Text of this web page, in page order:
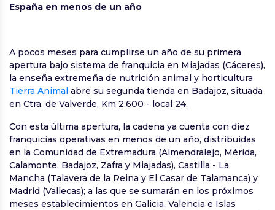
España en menos de un año
A pocos meses para cumplirse un año de su primera
apertura bajo sistema de franquicia en Miajadas (Cáceres),
la enseña extremeña de nutrición animal y horticultura
Tierra Animal abre su segunda tienda en Badajoz, situada
en Ctra. de Valverde, Km 2.600 - local 24.
Con esta última apertura, la cadena ya cuenta con diez
franquicias operativas en menos de un año, distribuidas
en la Comunidad de Extremadura (Almendralejo, Mérida,
Calamonte, Badajoz, Zafra y Miajadas), Castilla - La
Mancha (Talavera de la Reina y El Casar de Talamanca) y
Madrid (Vallecas); a las que se sumarán en los próximos
meses establecimientos en Galicia, Valencia e Islas